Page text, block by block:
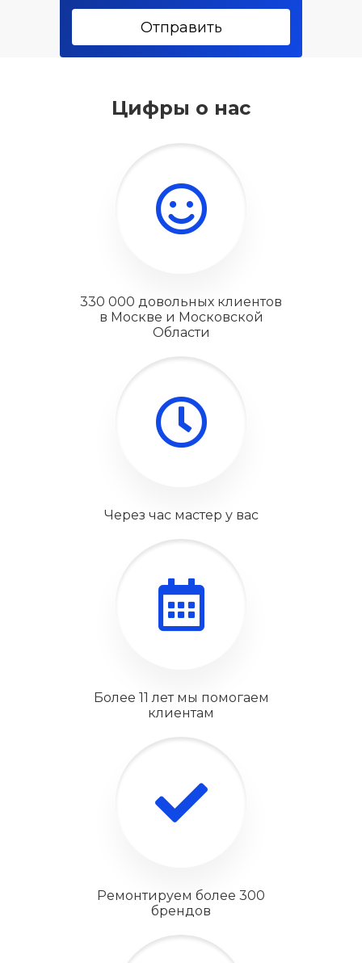
Отправить
Цифры о нас
330 000 довольных клиентов
в Москве и Московской
Области
Через час мастер у вас
Более 11 лет мы помогаем
клиентам
Ремонтируем более 300
брендов